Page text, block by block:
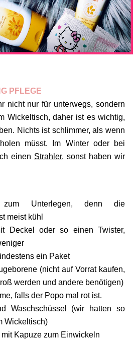
PFLEGE
nicht nur für unterwegs, sondern
Wickeltisch, daher ist es wichtig,
Nichts ist schlimmer, als wenn
müsst. Im Winter oder bei
einen Strahler, sonst haben wir
Unterlegen, denn die
meist kühl
Deckel oder so einen Twister,
ein Paket
(nicht auf Vorrat kaufen,
werden und andere benötigen)
falls der Popo mal rot ist.
Waschschüssel (wir hatten so
Wickeltisch)
Kapuze zum Einwickeln